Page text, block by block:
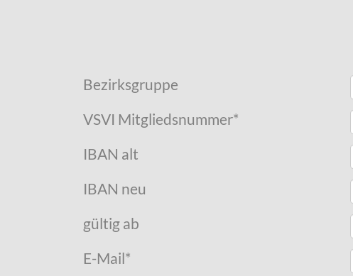
Bezirksgruppe
VSVI Mitgliedsnummer*
IBAN alt
IBAN neu
gültig ab
E-Mail*